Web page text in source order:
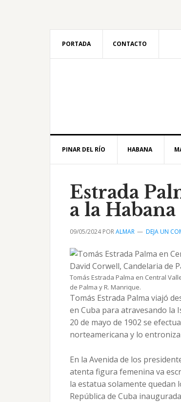
PORTADA CONTACTO
PINAR DEL RÍO HABANA
Estrada
a la Habana
09/05/2024PORALMAR DEJA UN
Tomás Estrada Palma en Central
de Palma y R. Manrique.
Tomás Estrada Palma viajó
en Cuba para atravesando la
20 de mayo de 1902 se
norteamericana y lo
En la Avenida de los
atenta figura femenina va
la estatua solamente quedan
República de Cuba